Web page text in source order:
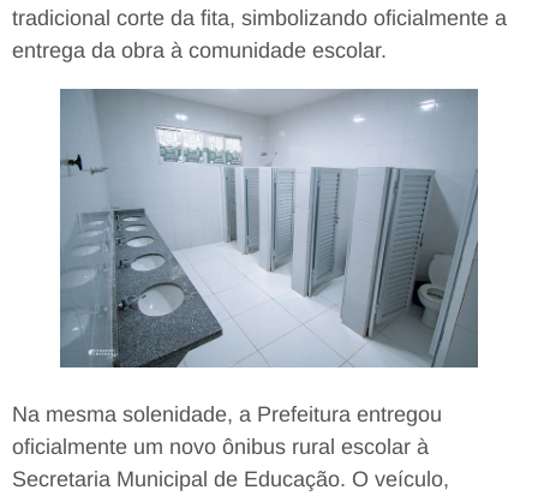
tradicional corte da fita, simbolizando oficialmente a
entrega da obra à comunidade escolar.
Na mesma solenidade, a Prefeitura entregou
oficialmente um novo ônibus rural escolar à
Secretaria Municipal de Educação. O veículo,